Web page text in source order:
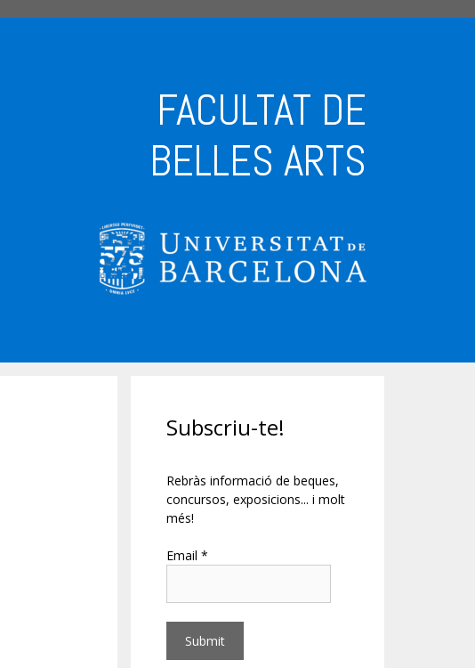
FACULTAT DE
BELLES ARTS
Subscriu-te!
Rebràs informació de beques,
concursos, exposicions... i molt
més!
Email *